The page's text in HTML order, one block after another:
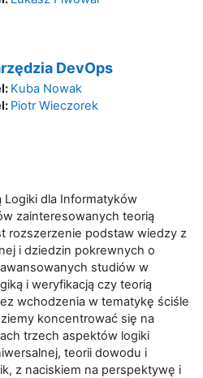
DevOps
Kuba Nowak
Piotr Wieczorek
dla Informatyków
zainteresowanych teorią
rozszerzenie podstaw wiedzy z
i dziedzin pokrewnych o
studiów w
i weryfikacją czy teorią
wchodzenia w tematykę ściśle
koncentrować się na
trzech aspektów logiki
teorii dowodu i
z naciskiem na perspektywę i